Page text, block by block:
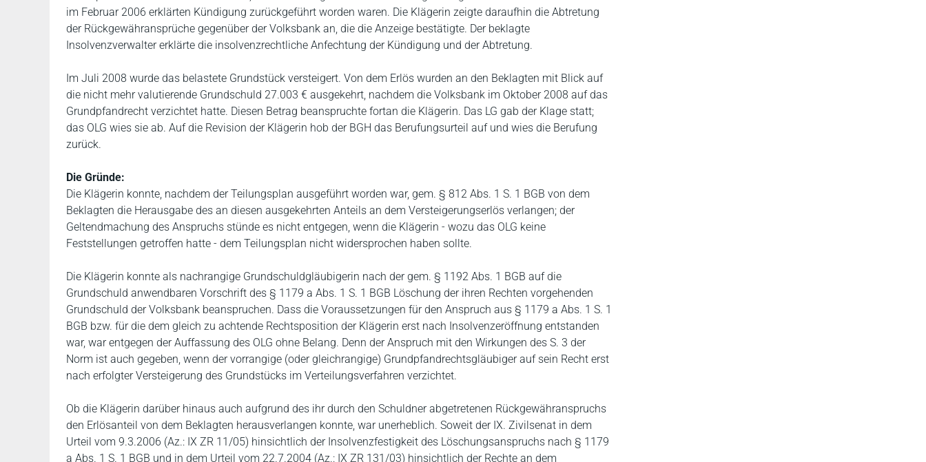
im Februar 2006 erklärten Kündigung zurückgeführt worden waren. Die Klägerin zeigte daraufhin die Abtretung
der Rückgewähransprüche gegenüber der Volksbank an, die die Anzeige bestätigte. Der beklagte
Insolvenzverwalter erklärte die insolvenzrechtliche Anfechtung der Kündigung und der Abtretung.
Im Juli 2008 wurde das belastete Grundstück versteigert. Von dem Erlös wurden an den Beklagten mit Blick auf
die nicht mehr valutierende Grundschuld 27.003 € ausgekehrt, nachdem die Volksbank im Oktober 2008 auf das
Grundpfandrecht verzichtet hatte. Diesen Betrag beanspruchte fortan die Klägerin. Das LG gab der Klage statt;
das OLG wies sie ab. Auf die Revision der Klägerin hob der BGH das Berufungsurteil auf und wies die Berufung
zurück.
Die Gründe:
Die Klägerin konnte, nachdem der Teilungsplan ausgeführt worden war, gem. § 812 Abs. 1 S. 1 BGB von dem
Beklagten die Herausgabe des an diesen ausgekehrten Anteils an dem Versteigerungserlös verlangen; der
Geltendmachung des Anspruchs stünde es nicht entgegen, wenn die Klägerin - wozu das OLG keine
Feststellungen getroffen hatte - dem Teilungsplan nicht widersprochen haben sollte.
Die Klägerin konnte als nachrangige Grundschuldgläubigerin nach der gem. § 1192 Abs. 1 BGB auf die
Grundschuld anwendbaren Vorschrift des § 1179 a Abs. 1 S. 1 BGB Löschung der ihren Rechten vorgehenden
Grundschuld der Volksbank beanspruchen. Dass die Voraussetzungen für den Anspruch aus § 1179 a Abs. 1 S. 1
BGB bzw. für die dem gleich zu achtende Rechtsposition der Klägerin erst nach Insolvenzeröffnung entstanden
war, war entgegen der Auffassung des OLG ohne Belang. Denn der Anspruch mit den Wirkungen des S. 3 der
Norm ist auch gegeben, wenn der vorrangige (oder gleichrangige) Grundpfandrechtsgläubiger auf sein Recht erst
nach erfolgter Versteigerung des Grundstücks im Verteilungsverfahren verzichtet.
Ob die Klägerin darüber hinaus auch aufgrund des ihr durch den Schuldner abgetretenen Rückgewähranspruchs
den Erlösanteil von dem Beklagten herausverlangen konnte, war unerheblich. Soweit der IX. Zivilsenat in dem
Urteil vom 9.3.2006 (Az.: IX ZR 11/05) hinsichtlich der Insolvenzfestigkeit des Löschungsanspruchs nach § 1179
a Abs. 1 S. 1 BGB und in dem Urteil vom 22.7.2004 (Az.: IX ZR 131/03) hinsichtlich der Rechte an dem